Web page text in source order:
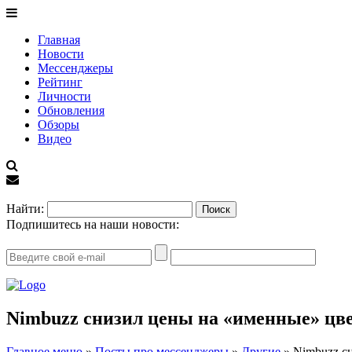
Главная
Новости
Мессенджеры
Рейтинг
Личности
Обновления
Обзоры
Видео
Найти:
Подпишитесь на наши новости:
Nimbuzz снизил цены на «именные»